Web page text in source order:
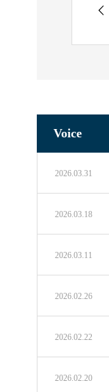
Voice
2026.03.31
2026.03.18
2026.03.11
2026.02.26
2026.02.22
2026.02.20